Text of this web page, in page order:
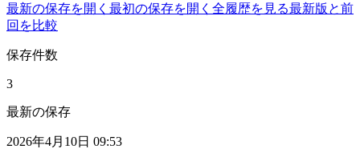
最新の保存を開く 最初の保存を開く 全履歴を見る最新版と前
回を比較
保存件数
3
最新の保存
2026年4月10日 09:53